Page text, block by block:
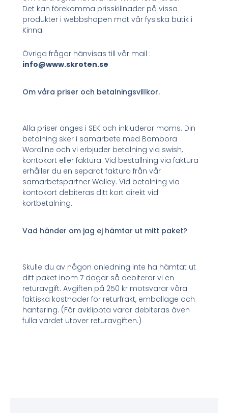
Det kan förekomma prisskillnader på vissa
produkter i webbshopen mot vår fysiska butik i
Kinna.
Övriga frågor hänvisas till vår mail :
info@www.skroten.se
Om våra priser och betalningsvillkor.
Alla priser anges i SEK och inkluderar moms. Din
betalning sker i samarbete med Bambora
Wordline och vi erbjuder betalning via swish,
kontokort eller faktura. Vid beställning via faktura
erhåller du en separat faktura från vår
samarbetspartner Walley. Vid betalning via
kontokort debiteras ditt kort direkt vid
kortbetalning.
Vad händer om jag ej hämtar ut mitt paket?
Skulle du av någon anledning inte ha hämtat ut
ditt paket inom 7 dagar så debiterar vi en
returavgift. Avgiften på 250 kr motsvarar våra
faktiska kostnader för returfrakt, emballage och
hantering. (För avklippta varor debiteras även
fulla värdet utöver returavgiften.)